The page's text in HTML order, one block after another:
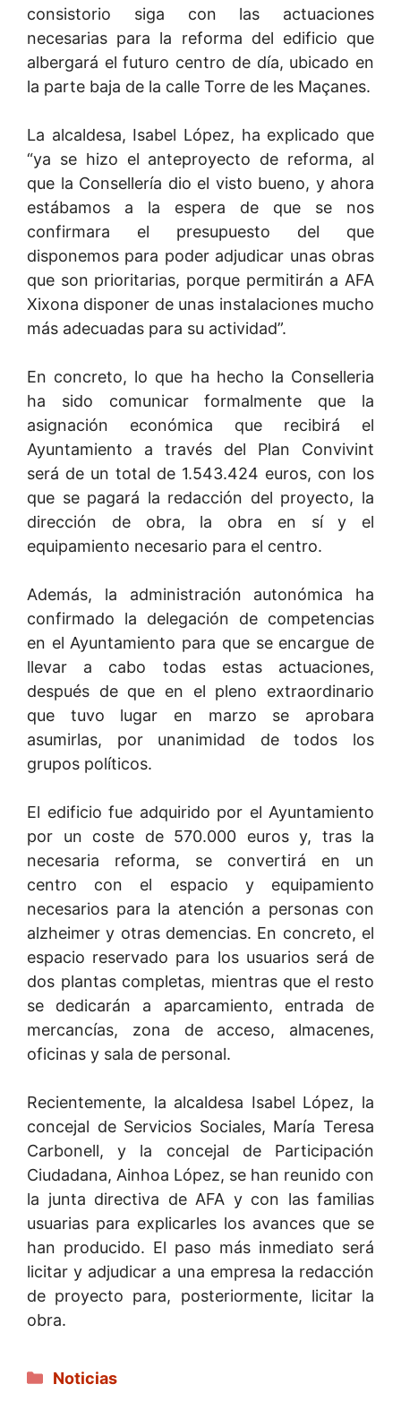
consistorio siga con las actuaciones
necesarias para la reforma del edificio que
albergará el futuro centro de día, ubicado en
la parte baja de la calle Torre de les Maçanes.
La alcaldesa, Isabel López, ha explicado que
“ya se hizo el anteproyecto de reforma, al
que la Consellería dio el visto bueno, y ahora
estábamos a la espera de que se nos
confirmara el presupuesto del que
disponemos para poder adjudicar unas obras
que son prioritarias, porque permitirán a AFA
Xixona disponer de unas instalaciones mucho
más adecuadas para su actividad”.
En concreto, lo que ha hecho la Conselleria
ha sido comunicar formalmente que la
asignación económica que recibirá el
Ayuntamiento a través del Plan Convivint
será de un total de 1.543.424 euros, con los
que se pagará la redacción del proyecto, la
dirección de obra, la obra en sí y el
equipamiento necesario para el centro.
Además, la administración autonómica ha
confirmado la delegación de competencias
en el Ayuntamiento para que se encargue de
llevar a cabo todas estas actuaciones,
después de que en el pleno extraordinario
que tuvo lugar en marzo se aprobara
asumirlas, por unanimidad de todos los
grupos políticos.
El edificio fue adquirido por el Ayuntamiento
por un coste de 570.000 euros y, tras la
necesaria reforma, se convertirá en un
centro con el espacio y equipamiento
necesarios para la atención a personas con
alzheimer y otras demencias. En concreto, el
espacio reservado para los usuarios será de
dos plantas completas, mientras que el resto
se dedicarán a aparcamiento, entrada de
mercancías, zona de acceso, almacenes,
oficinas y sala de personal.
Recientemente, la alcaldesa Isabel López, la
concejal de Servicios Sociales, María Teresa
Carbonell, y la concejal de Participación
Ciudadana, Ainhoa López, se han reunido con
la junta directiva de AFA y con las familias
usuarias para explicarles los avances que se
han producido. El paso más inmediato será
licitar y adjudicar a una empresa la redacción
de proyecto para, posteriormente, licitar la
obra.
Categorías
Noticias